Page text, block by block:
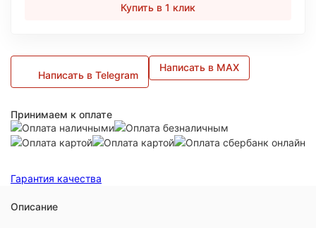
Купить в 1 клик
Написать в Telegram
Написать в MAX
Принимаем к оплате
Гарантия качества
Описание